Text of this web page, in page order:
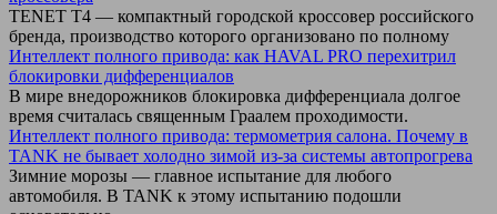
TENET T4 — компактный городской кроссовер российского
бренда, производство которого организовано по полному
Интеллект полного привода: как HAVAL PRO перехитрил
блокировки дифференциалов
В мире внедорожников блокировка дифференциала долгое
время считалась священным Граалем проходимости.
Интеллект полного привода: термометрия салона. Почему в
TANK не бывает холодно зимой из-за системы автопрогрева
Зимние морозы — главное испытание для любого
автомобиля. В TANK к этому испытанию подошли